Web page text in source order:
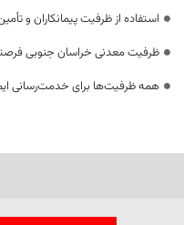
استفاده از ظرفیت پیمانکاران و
ظرفیت معدنی خراسان جنوبی
همه ظرفیت‌ها برای خدمت‌رسانی